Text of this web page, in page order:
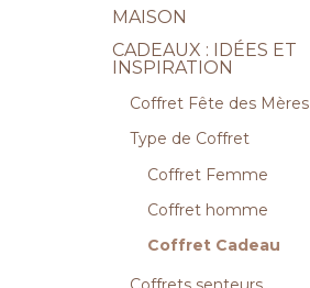
MAISON
CADEAUX : IDÉES ET
INSPIRATION
Coffret Fête des Mères
Type de Coffret
Coffret Femme
Coffret homme
Coffret Cadeau